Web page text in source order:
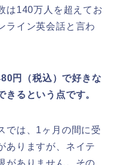
は140万人を超えてお
ライン英会話と言わ
円（税込）で好きな
きるという点です。
では、1ヶ月の間に受
ありますが、ネイテ
がありません。その